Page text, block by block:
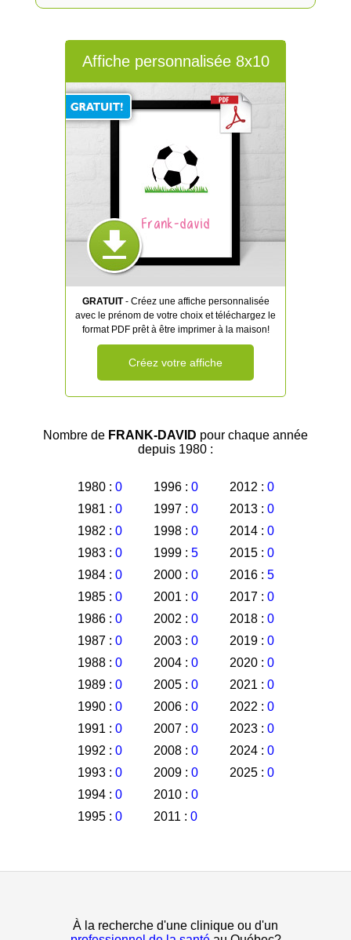
Affiche personnalisée 8x10
Frank-david
GRATUIT- Créez une affiche personnalisée
avec le prénom de votre choix et téléchargez le
format PDF prêt à être imprimer à la maison!
Créez votre affiche
Nombre de FRANK-DAVID pour chaque année
depuis 1980 :
1980 : 0
1981 : 0
1982 : 0
1983 : 0
1984 : 0
1985 : 0
1986 : 0
1987 : 0
1988 : 0
1989 : 0
1990 : 0
1991 : 0
1992 : 0
1993 : 0
1994 : 0
1995 : 0
1996 : 0
1997 : 0
1998 : 0
1999 : 5
2000 : 0
2001 : 0
2002 : 0
2003 : 0
2004 : 0
2005 : 0
2006 : 0
2007 : 0
2008 : 0
2009 : 0
2010 : 0
2011 : 0
2012 : 0
2013 : 0
2014 : 0
2015 : 0
2016 : 5
2017 : 0
2018 : 0
2019 : 0
2020 : 0
2021 : 0
2022 : 0
2023 : 0
2024 : 0
2025 : 0
À la recherche d'une clinique ou d'un